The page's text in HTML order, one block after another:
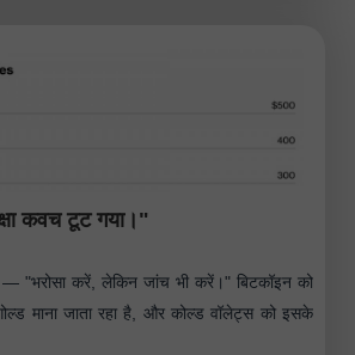
कवच टूट गया।"
"भरोसा करें, लेकिन जांच भी करें।" बिटकॉइन को
माना जाता रहा है, और कोल्ड वॉलेट्स को इसके